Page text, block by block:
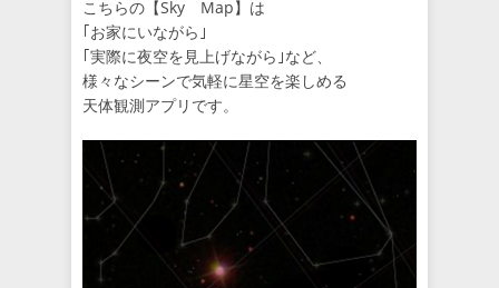
こちらの【Sky Map】は
｢お家にいながら｣
｢実際に夜空を見上げながら｣など、
様々なシーンで気軽に星空を楽しめる
天体観測アプリです。